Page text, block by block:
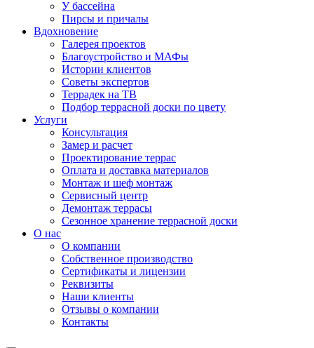
У бассейна
Пирсы и причалы
Вдохновение
Галерея проектов
Благоустройство и МАФы
Истории клиентов
Советы экспертов
Террадек на ТВ
Подбор террасной доски по цвету
Услуги
Консультация
Замер и расчет
Проектирование террас
Оплата и доставка материалов
Монтаж и шеф монтаж
Сервисный центр
Демонтаж террасы
Сезонное хранение террасной доски
О нас
О компании
Собственное производство
Сертификаты и лицензии
Реквизиты
Наши клиенты
Отзывы о компании
Контакты